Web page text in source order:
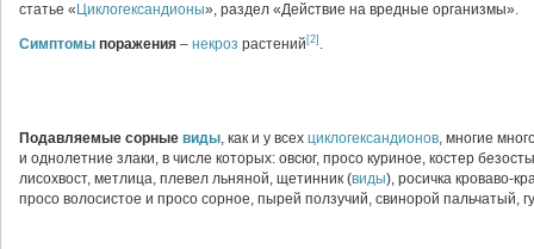
статье « Циклогександионы», раздел «Действие на вредные организмы».
Симптомы поражения – некроз растений [2] .
Подавляемые сорные виды, как и у всех циклогександионов, многие
и однолетние злаки, в числе которых: овсюг, просо куриное, костер
лисохвост, метлица, плевел льняной, щетинник (виды), росичка кроваво-
просо волосистое и просо сорное, пырей ползучий, свинорой пальчатый,